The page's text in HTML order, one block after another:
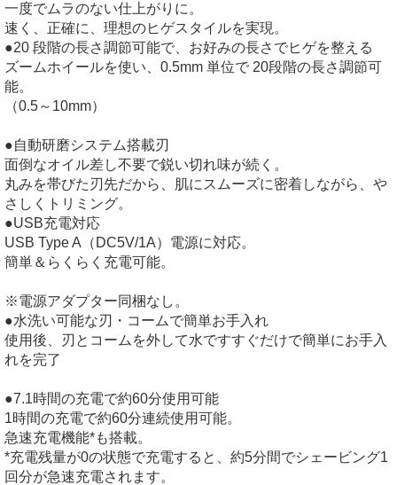
一度でムラのない仕上がりに。
速く、正確に、理想のヒゲスタイルを実現。
●20 段階の長さ調節可能で、お好みの長さでヒゲを整える
ズームホイールを使い、0.5mm 単位で 20段階の長さ調節可
能。
（0.5～10mm）
●自動研磨システム搭載刃
面倒なオイル差し不要で鋭い切れ味が続く。
丸みを帯びた刃先だから、肌にスムーズに密着しながら、や
さしくトリミング。
●USB充電対応
USB Type A（DC5V/1A）電源に対応。
簡単＆らくらく充電可能。
※電源アダプター同梱なし。
●水洗い可能な刃・コームで簡単お手入れ
使用後、刃とコームを外して水ですすぐだけで簡単にお手入
れを完了
●7.1時間の充電で約60分使用可能
1時間の充電で約60分連続使用可能。
急速充電機能*も搭載。
*充電残量が0の状態で充電すると、約5分間でシェービング1
回分が急速充電されます。